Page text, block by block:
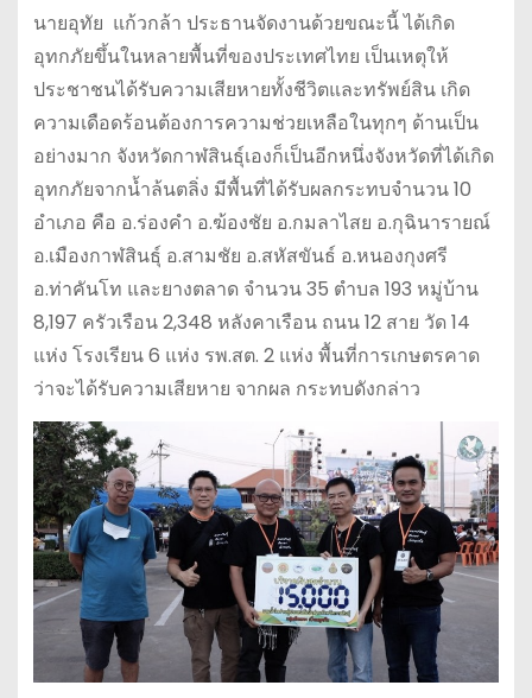
นายอุทัย แก้วกล้า ประธานจัดงานด้วยขณะนี้ ได้เกิด
อุทกภัยขึ้นในหลายพื้นที่ของประเทศไทย เป็นเหตุให้
ประชาชนได้รับความเสียหายทั้งชีวิตและทรัพย์สิน เกิด
ความเดือดร้อนต้องการความช่วยเหลือในทุกๆ ด้านเป็น
อย่างมาก จังหวัดกาฬสินธุ์เองก็เป็นอีกหนึ่งจังหวัดที่ได้เกิด
อุทกภัยจากน้ำล้นตลิ่ง มีพื้นที่ได้รับผลกระทบจำนวน 10
อำเภอ คือ อ.ร่องคำ อ.ฆ้องชัย อ.กมลาไสย อ.กุฉินารายณ์
อ.เมืองกาฬสินธุ์ อ.สามชัย อ.สหัสขันธ์ อ.หนองกุงศรี
อ.ท่าคันโท และยางตลาด จำนวน 35 ตำบล 193 หมู่บ้าน
8,197 ครัวเรือน 2,348 หลังคาเรือน ถนน 12 สาย วัด 14
แห่ง โรงเรียน 6 แห่ง รพ.สต. 2 แห่ง พื้นที่การเกษตรคาด
ว่าจะได้รับความเสียหาย จากผล กระทบดังกล่าว